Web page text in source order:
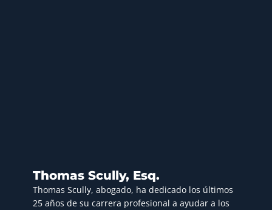
Thomas Scully, Esq.
Thomas Scully, abogado, ha dedicado los últimos
25 años de su carrera profesional a ayudar a los